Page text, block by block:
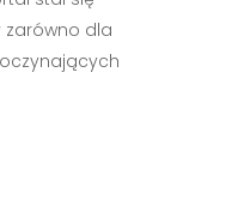
zarówno dla